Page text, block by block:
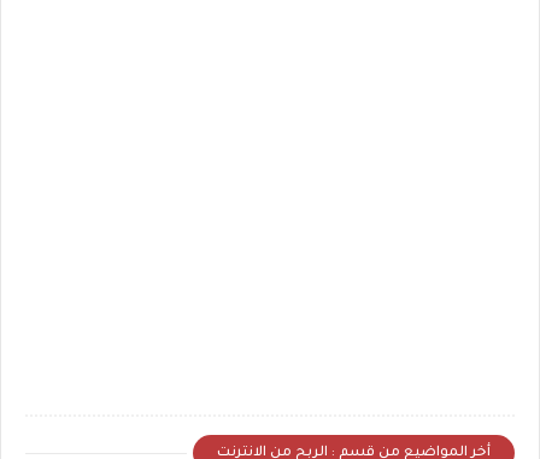
أخر المواضيع من قسم : الربح من الانترنت